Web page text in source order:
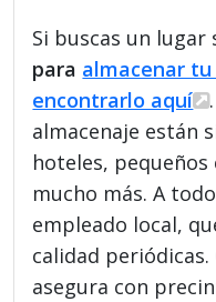
Si buscas un lugar
para almacenar
encontrarlo aquí
almacenaje están
hoteles,
mucho más. A
empleado local,
calidad periódicas.
asegura con